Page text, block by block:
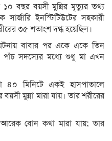
১০ বছর বয়সী মুন্নির মৃত্যুর তথ্য
সার্জারি ইনস্টিটিউটের সহকারী
৩৫ শতাংশ দগ্ধ হয়েছিল।
বাবার পর একে একে তিন
পাঁচ সদস্যের মধ্যে শুধু মা এখন
মিনিটে একই হাসপাতালে
মুন্না মারা যায়। তার শরীরের
বোন কথা মারা যায়; তার